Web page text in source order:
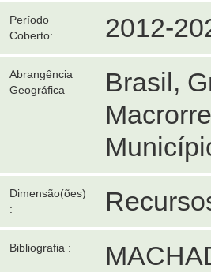
Período
Coberto:
2012-
Abrangência
Geográfica
Brasil,
Dimensão(ões)
:
Bibliografia :